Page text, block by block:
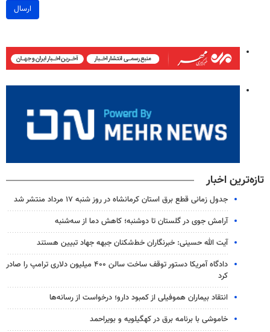
ارسال
تازه‌ترین اخبار
جدول زمانی قطع برق استان کرمانشاه در روز شنبه ۱۷ مرداد منتشر شد
آرامش جوی در گلستان تا دوشنبه؛ کاهش دما از سه‌شنبه
آیت الله حسینی: خبرنگاران خط‌شکنان جبهه جهاد تبیین هستند
دادگاه آمریکا دستور توقف ساخت سالن ۴۰۰ میلیون دلاری ترامپ را صادر
کرد
انتقاد بیماران هموفیلی از کمبود دارو؛ درخواست از رسانه‌ها
خاموشی با برنامه برق در کهگیلویه و بویراحمد